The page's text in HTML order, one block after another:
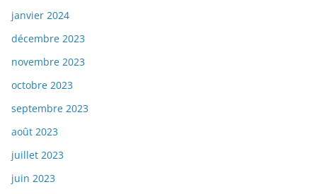
janvier 2024
décembre 2023
novembre 2023
octobre 2023
septembre 2023
août 2023
juillet 2023
juin 2023